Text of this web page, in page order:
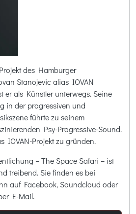
des Hamburger
Stanojevic alias IOVAN
er als Künstler unterwegs. Seine
in der progressiven und
führte zu seinem
Psy-Progressive-Sound.
IOVAN-Projekt zu gründen.
– The Space Safari – ist
treibend. Sie finden es bei
auf Facebook, Soundcloud oder
E-Mail.